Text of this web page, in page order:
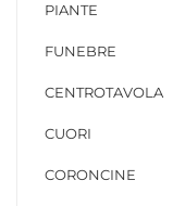
PIANTE
FUNEBRE
CENTROTAVOLA
CUORI
CORONCINE